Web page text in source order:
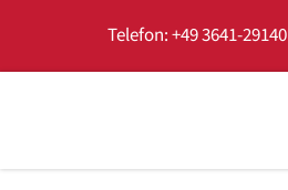
Telefon: +49 3641-29140